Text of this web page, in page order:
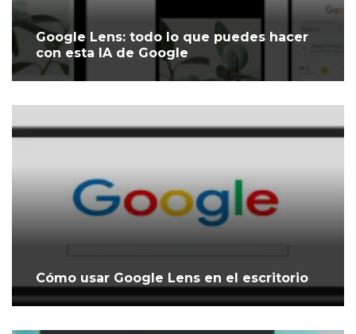
Google Lens: todo lo que puedes hacer
con esta IA de Google
Cómo usar Google Lens en el escritorio